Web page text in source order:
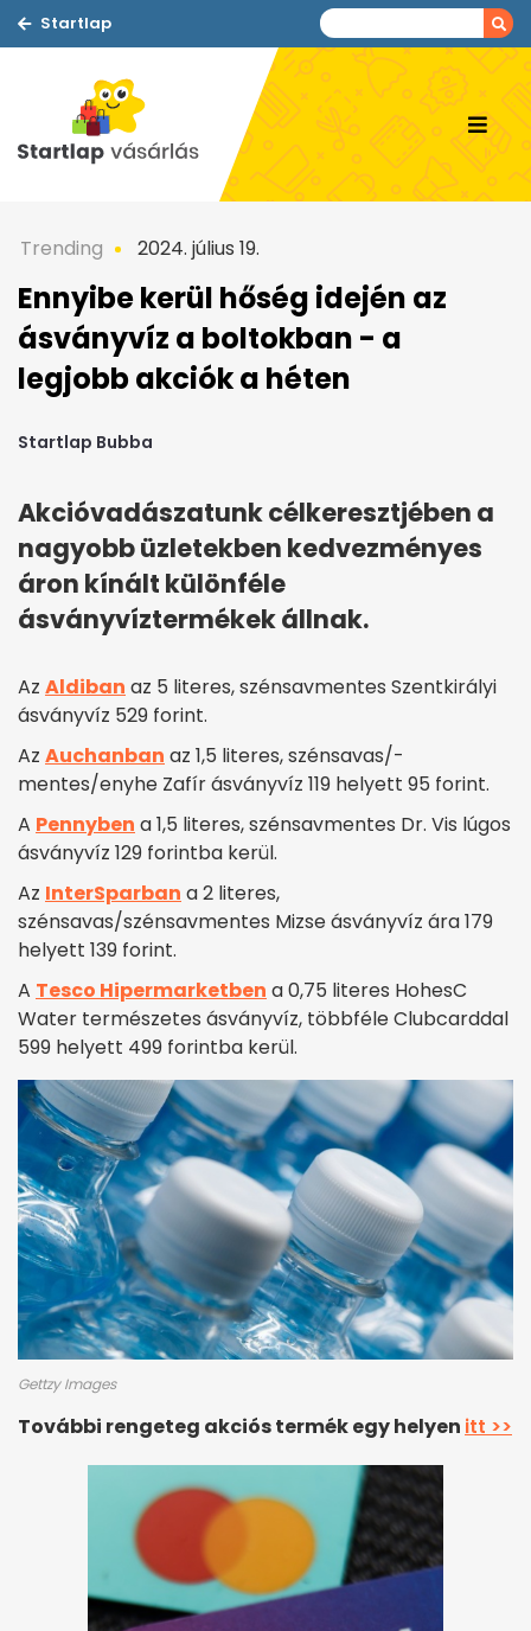
Startlap
Trending 2024. július 19.
Ennyibe kerül hőség idején az
ásványvíz a boltokban - a
legjobb akciók a héten
Startlap Bubba
Akcióvadászatunk célkeresztjében a
nagyobb üzletekben kedvezményes
áron kínált különféle
ásványvíztermékek állnak.
Az Aldiban az 5 literes, szénsavmentes Szentkirályi
ásványvíz 529 forint.
Az Auchanban az 1,5 literes, szénsavas/-
mentes/enyhe Zafír ásványvíz 119 helyett 95 forint.
A Pennyben a 1,5 literes, szénsavmentes Dr. Vis lúgos
ásványvíz 129 forintba kerül.
Az InterSparban a 2 literes,
szénsavas/szénsavmentes Mizse ásványvíz ára 179
helyett 139 forint.
A Tesco Hipermarketben a 0,75 literes HohesC
Water természetes ásványvíz, többféle Clubcarddal
599 helyett 499 forintba kerül.
Gettzy Images
További rengeteg akciós termék egy helyen itt >>